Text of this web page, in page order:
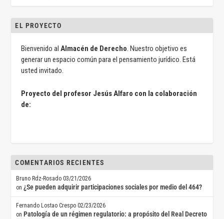
EL PROYECTO
Bienvenido alAlmacén de Derecho. Nuestro objetivo es
generar un espacio común para el pensamiento jurídico. Está
usted invitado.
Proyecto del profesor Jesús Alfaro con la colaboración
de:
COMENTARIOS RECIENTES
Bruno Rdz-Rosado 03/21/2026
on¿Se pueden adquirir participaciones sociales por medio del 464?
Fernando Lostao Crespo 02/23/2026
on Patología de un régimen regulatorio: a propósito del Real Decreto